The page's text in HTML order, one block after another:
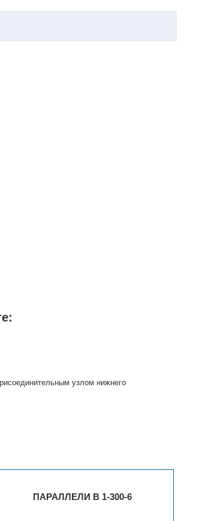
узлом нижнего
ПАРАЛЛЕЛИ В 1-300-6